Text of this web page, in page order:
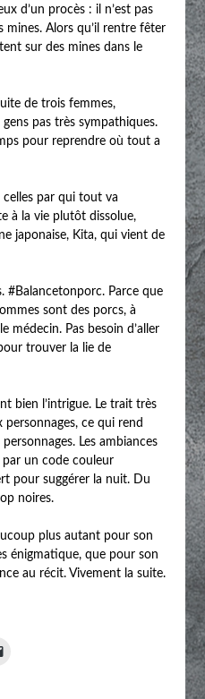
d’un procès : il n’est pas
mines. Alors qu’il rentre fêter
sur des mines dans le
de trois femmes,
pas très sympathiques.
pour reprendre où tout a
celles par qui tout va
à la vie plutôt dissolue,
japonaise, Kita, qui vient de
#Balancetonporc. Parce que
sont des porcs, à
médecin. Pas besoin d’aller
trouver la lie de
bien l’intrigue. Le trait très
ce qui rend
Les ambiances
par un code couleur
pour suggérer la nuit. Du
noires.
plus autant pour son
énigmatique, que pour son
au récit. Vivement la suite.